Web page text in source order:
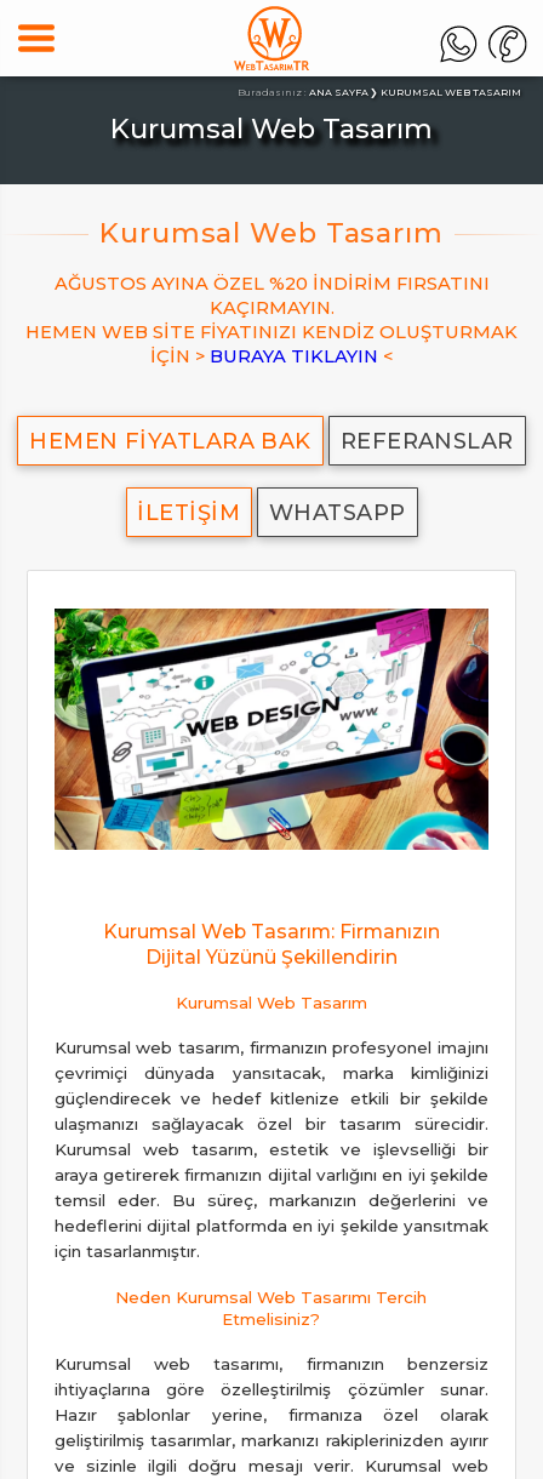
Buradasınız : KURUMSAL WEB TASARIM
ANA SAYFA
Kurumsal Web Tasarım
AĞUSTOS AYINA ÖZEL %20 İNDİRİM FIRSATINI
KAÇIRMAYIN.
HEMEN WEB SİTE FİYATINIZI KENDİZ OLUŞTURMAK
İÇİN > BURAYA TIKLAYIN <
HEMEN FİYATLARA BAK REFERANSLAR
İLETİŞİM WHATSAPP
Kurumsal Web Tasarım: Firmanızın
Dijital Yüzünü Şekillendirin
Kurumsal Web Tasarım
Kurumsal web tasarım, firmanızın profesyonel imajını
çevrimiçi dünyada yansıtacak, marka kimliğinizi
güçlendirecek ve hedef kitlenize etkili bir şekilde
ulaşmanızı sağlayacak özel bir tasarım sürecidir.
Kurumsal web tasarım, estetik ve işlevselliği bir
araya getirerek firmanızın dijital varlığını en iyi şekilde
temsil eder. Bu süreç, markanızın değerlerini ve
hedeflerini dijital platformda en iyi şekilde yansıtmak
için tasarlanmıştır.
Neden Kurumsal Web Tasarımı Tercih
Etmelisiniz?
Kurumsal web tasarımı, firmanızın benzersiz
ihtiyaçlarına göre özelleştirilmiş çözümler sunar.
Hazır şablonlar yerine, firmanıza özel olarak
geliştirilmiş tasarımlar, markanızı rakiplerinizden ayırır
ve sizinle ilgili doğru mesajı verir. Kurumsal web